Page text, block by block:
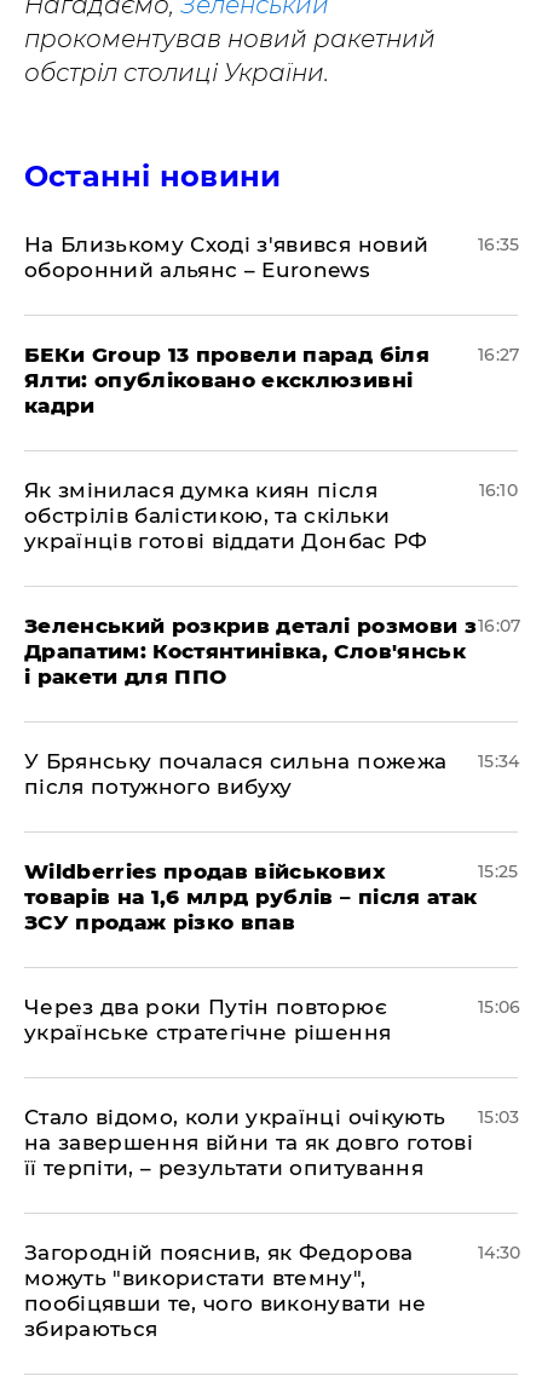
прокоментував новий ракетний
обстріл столиці України.
Останні новини
На Близькому Сході з'явився новий
оборонний альянс – Euronews
16:35
БЕКи Group 13 провели парад біля
Ялти: опубліковано ексклюзивні
кадри
16:27
Як змінилася думка киян після
обстрілів балістикою, та скільки
українців готові віддати Донбас РФ
16:10
Зеленський розкрив деталі розмови з
Драпатим: Костянтинівка, Слов'янськ
і ракети для ППО
16:07
У Брянську почалася сильна пожежа
після потужного вибуху
15:34
Wildberries продав військових
товарів на 1,6 млрд рублів – після атак
ЗСУ продаж різко впав
15:25
Через два роки Путін повторює
українське стратегічне рішення
15:06
Стало відомо, коли українці очікують
на завершення війни та як довго готові
її терпіти, – результати опитування
15:03
Загородній пояснив, як Федорова
можуть "використати втемну",
пообіцявши те, чого виконувати не
збираються
14:30